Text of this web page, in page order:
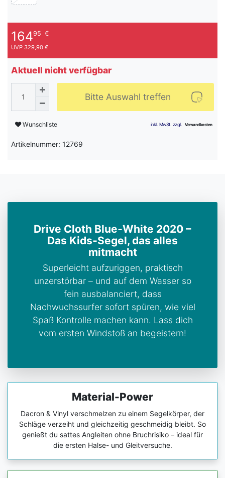
16495 €
UVP 329,90 €
Aktuell nicht verfügbar
Bitte Auswahl treffen
Wunschliste
Artikelnummer: 12769
Drive Cloth Blue‑White 2020 –
Das Kids‑Segel, das alles
mitmacht
Superleicht aufzuriggen, praktisch
unzerstörbar – und auf dem Wasser so
fein ausbalanciert, dass
Nachwuchssurfer sofort spüren, wie viel
Spaß Kontrolle machen kann. Lass dich
vom ersten Windstoß an begeistern!
Material-Power
Dacron & Vinyl verschmelzen zu einem Segelkörper, der
Schläge verzeiht und gleichzeitig geschmeidig bleibt. So
genießt du sattes Angleiten ohne Bruch­risiko – ideal für
die ersten Halse- und Gleitversuche.